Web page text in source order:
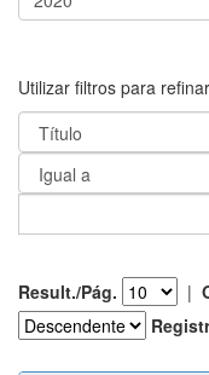
Utilizar filtros para
Result./Pág. |